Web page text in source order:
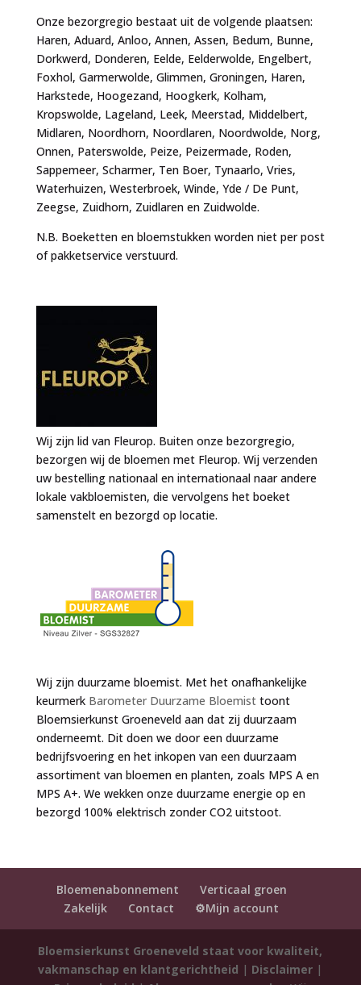
Onze bezorgregio bestaat uit de volgende plaatsen:
Haren, Aduard, Anloo, Annen, Assen, Bedum, Bunne,
Dorkwerd, Donderen, Eelde, Eelderwolde, Engelbert,
Foxhol, Garmerwolde, Glimmen, Groningen, Haren,
Harkstede, Hoogezand, Hoogkerk, Kolham,
Kropswolde, Lageland, Leek, Meerstad, Middelbert,
Midlaren, Noordhorn, Noordlaren, Noordwolde, Norg,
Onnen, Paterswolde, Peize, Peizermade, Roden,
Sappemeer, Scharmer, Ten Boer, Tynaarlo, Vries,
Waterhuizen, Westerbroek, Winde, Yde / De Punt,
Zeegse, Zuidhorn, Zuidlaren en Zuidwolde.
N.B. Boeketten en bloemstukken worden niet per post
of pakketservice verstuurd.
Wij zijn lid van Fleurop. Buiten onze bezorgregio,
bezorgen wij de bloemen met Fleurop. Wij verzenden
uw bestelling nationaal en internationaal naar andere
lokale vakbloemisten, die vervolgens het boeket
samenstelt en bezorgd op locatie.
Wij zijn duurzame bloemist. Met het onafhankelijke
keurmerk Barometer Duurzame Bloemisttoont
Bloemsierkunst Groeneveld aan dat zij duurzaam
onderneemt. Dit doen we door een duurzame
bedrijfsvoering en het inkopen van een duurzaam
assortiment van bloemen en planten, zoals MPS A en
MPS A+. We wekken onze duurzame energie op en
bezorgd 100% elektrisch zonder CO2 uitstoot.
Bloemenabonnement
Verticaal groen
Zakelijk
Contact ⚙️Mijn account
Bloemsierkunst Groeneveld staat voor kwaliteit,
vakmanschap en klantgerichtheid | Disclaimer |